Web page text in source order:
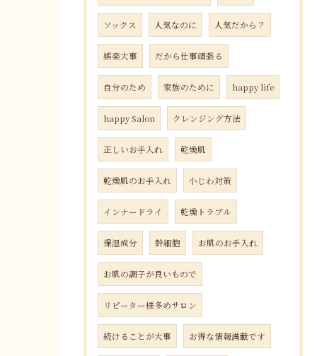
ソックス 人気なのに 人気だから？
娯楽大事 だから仕事頑張る
自分のため 家族のために happy life
happy Salon クレンジング方法
正しいお手入れ 乾燥肌
乾燥肌のお手入れ 小じわ対策
インナードライ 乾燥トラブル
保湿成分 幹細胞 お肌のお手入れ
お肌の調子が良いもので
リピーター様多めサロン
続けることが大事 お得な情報満載です